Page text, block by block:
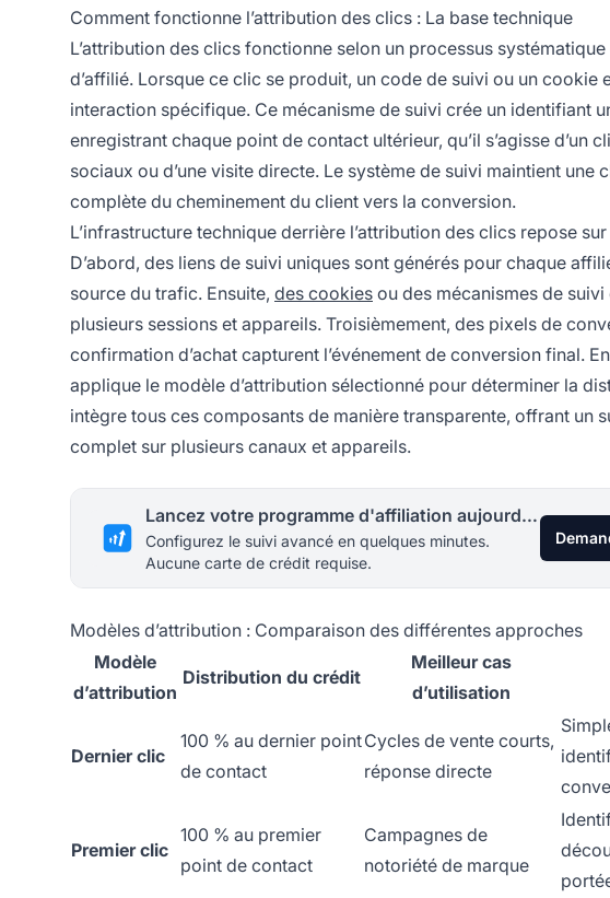
Comment fonctionne l’attribution des clics : La base technique
L’attribution des clics fonctionne selon un processus
d’affilié. Lorsque ce clic se produit, un code de suivi ou un
interaction spécifique. Ce mécanisme de suivi crée un identifiant
enregistrant chaque point de contact ultérieur, qu’il s’agisse d’un
sociaux ou d’une visite directe. Le système de suivi maintient
complète du cheminement du client vers la conversion.
L’infrastructure technique derrière l’attribution des clics repose
D’abord, des liens de suivi uniques sont générés pour chaque
source du trafic. Ensuite, des cookies ou des mécanismes de
plusieurs sessions et appareils. Troisièmement, des pixels de
confirmation d’achat capturent l’événement de conversion final.
applique le modèle d’attribution sélectionné pour déterminer la
intègre tous ces composants de manière transparente, offrant un
complet sur plusieurs canaux et appareils.
Lancez votre programme d'affiliation aujourd'hui
Configurez le suivi avancé en quelques minutes.
Aucune carte de crédit requise.
Modèles d’attribution : Comparaison des différentes approches
Modèle
d’attribution
Distribution du crédit
Meilleur cas
d’utilisation
Dernier clic
100 % au dernier point
de contact
Cycles de vente courts,
réponse directe
Premier clic
100 % au premier
point de contact
Campagnes de
notoriété de marque